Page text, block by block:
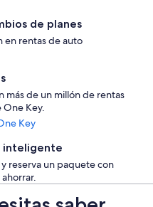
de planes
en rentas de auto
más de un millón de rentas
One Key.
Key
inteligente
reserva un paquete con